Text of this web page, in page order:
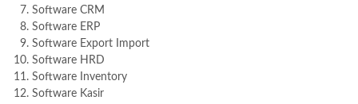
Software CRM
Software ERP
Software Export Import
Software HRD
Software Inventory
Software Kasir